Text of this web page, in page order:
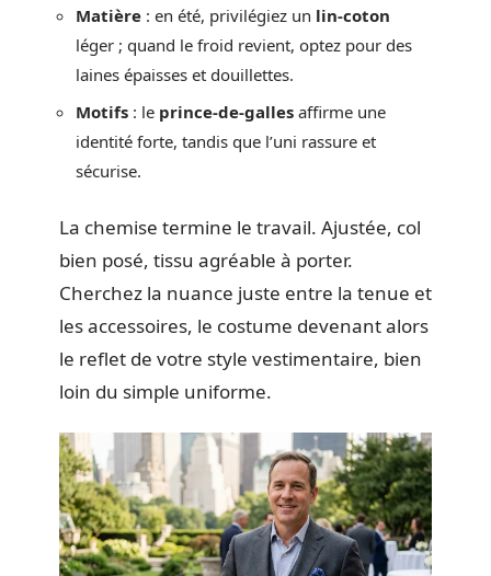
Matière : en été, privilégiez un lin-coton
léger ; quand le froid revient, optez pour des
laines épaisses et douillettes.
Motifs : le prince-de-galles affirme une
identité forte, tandis que l’uni rassure et
sécurise.
La chemise termine le travail. Ajustée, col
bien posé, tissu agréable à porter.
Cherchez la nuance juste entre la tenue et
les accessoires, le costume devenant alors
le reflet de votre style vestimentaire, bien
loin du simple uniforme.